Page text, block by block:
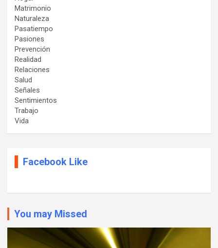
Matrimonio
Naturaleza
Pasatiempo
Pasiones
Prevención
Realidad
Relaciones
Salud
Señales
Sentimientos
Trabajo
Vida
Facebook Like
You may Missed